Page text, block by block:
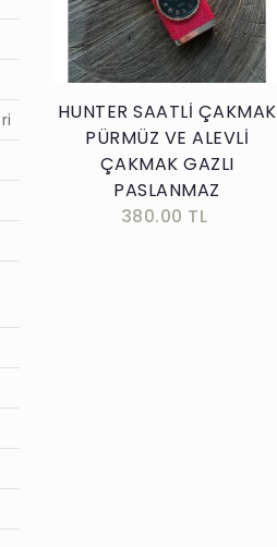
HUNTER SAATLİ ÇAKMAK
PÜRMÜZ VE ALEVLİ
ÇAKMAK GAZLI
PASLANMAZ
380.00 TL